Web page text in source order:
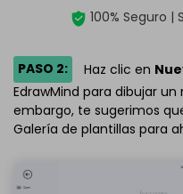
100% Seguro |
PASO 2: Haz clic en
EdrawMind para dibujar
embargo, te sugerimos
Galería de plantillas para